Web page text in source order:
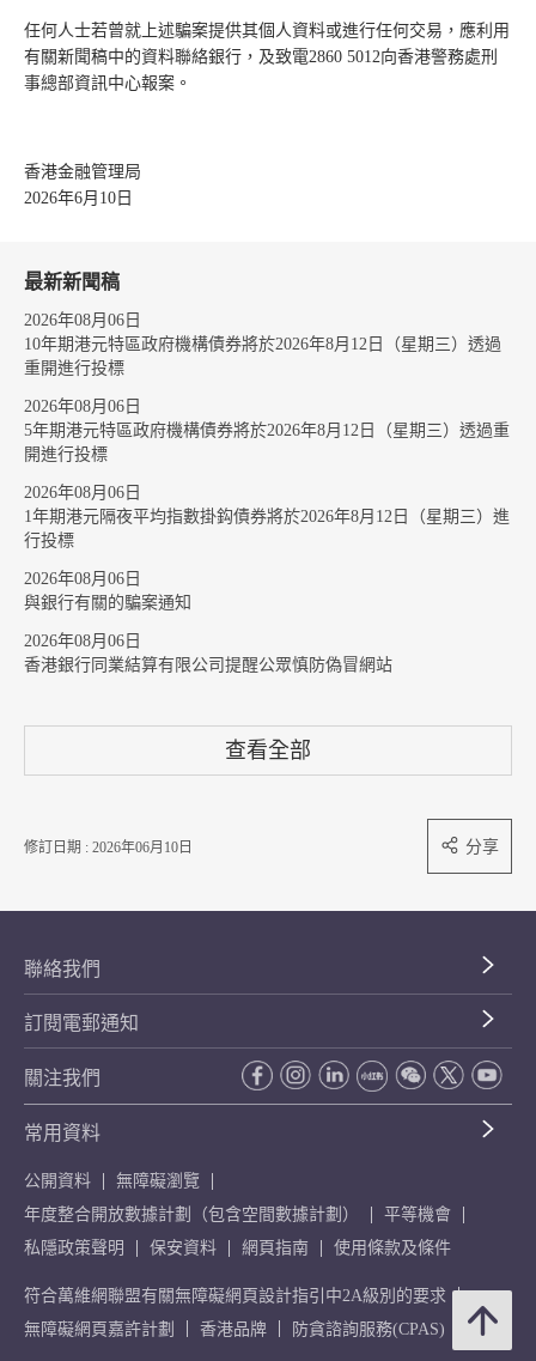
任何人士若曾就上述騙案提供其個人資料或進行任何交易，應利用
有關新聞稿中的資料聯絡銀行，及致電2860 5012向香港警務處刑
事總部資訊中心報案。
香港金融管理局
2026年6月10日
最新新聞稿
2026年08月06日
10年期港元特區政府機構債券將於2026年8月12日（星期三）透過
重開進行投標
2026年08月06日
5年期港元特區政府機構債券將於2026年8月12日（星期三）透過重
開進行投標
2026年08月06日
1年期港元隔夜平均指數掛鈎債券將於2026年8月12日（星期三）進
行投標
2026年08月06日
與銀行有關的騙案通知
2026年08月06日
香港銀行同業結算有限公司提醒公眾慎防偽冒網站
查看全部
修訂日期 : 2026年06月10日 分享
聯絡我們
訂閱電郵通知
關注我們
常用資料
公開資料
無障礙瀏覽
年度整合開放數據計劃（包含空間數據計劃）
平等機會
私隱政策聲明
保安資料 網頁指南 使用條款及條件
符合萬維網聯盟有關無障礙網頁設計指引中2A級別的要求
無障礙網頁嘉許計劃
香港品牌 防貪諮詢服務(CPAS)